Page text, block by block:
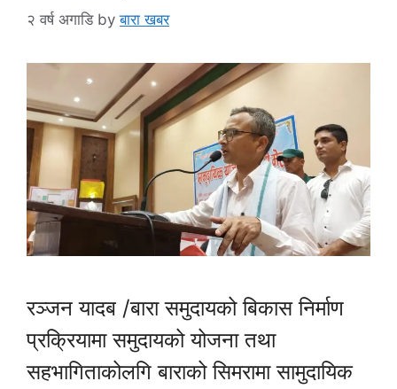
२ वर्ष अगाडि byबारा खबर
रञ्जन यादब /बारा समुदायको बिकास निर्माण
प्रक्रियामा समुदायको योजना तथा
सहभागिताकोलगि बाराको सिमरामा सामुदायिक